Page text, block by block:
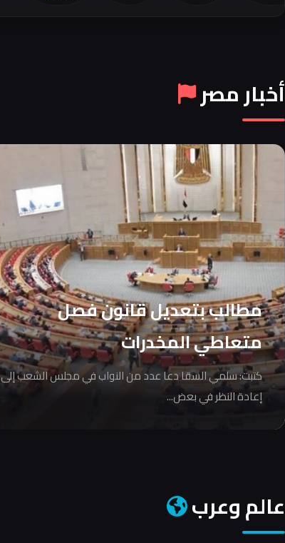
أخبار مصر
مطالب بتعديل قانون فصل
متعاطي المخدرات
كتبت: سلمي السقا دعا عدد من النواب في مجلس الشعب إلى
إعادة النظر في بعض...
عالم وعرب